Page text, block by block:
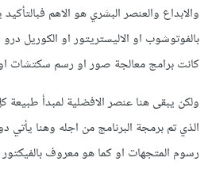
والابداع والعنصر البشري هو الاهم
بالفوتوشوب او الاليستريتور او الكوريل
كانت برامج معالجة صور او رسم سكتشات
ولكن يبقى هنا عنصر الافضلية لمبدأ
الذي تم برمجة البرنامج من اجله وهنا يأتي
رسوم المتجهات او كما هو معروف بالفيكتور